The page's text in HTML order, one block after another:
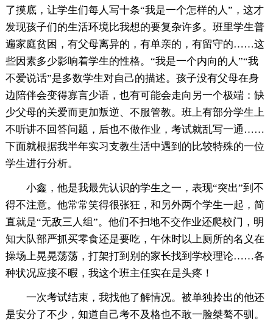
了摸底，让学生们每人写十条“我是一个怎样的人”，这才
发现孩子们的生活环境比我想的要复杂许多。班里学生普
遍家庭贫困，有父母离异的，有单亲的，有留守的……这
些因素多少影响着学生的性格。“我是一个内向的人”“我
不爱说话”是多数学生对自己的描述。孩子没有父母在身
边陪伴会变得寡言少语，也有可能会走向另一个极端：缺
少父母的关爱而更加叛逆、不服管教。班上有部分学生上
不听讲不回答问题，后也不做作业，考试就乱写一通……
下面就根据我半年实习支教生活中遇到的比较特殊的一位
学生进行分析。
小鑫，他是我最先认识的学生之一，表现“突出”到不
得不注意。他常常笑得很张狂，和另外两个学生一起，简
直就是“无敌三人组”。他们不扫地不交作业还爬校门，明
知大队部严抓买零食还是要吃，午休时以上厕所的名义在
操场上晃晃荡荡，打架打到别的家长找到学校理论……各
种状况应接不暇，我这个班主任实在是头疼！
一次考试结束，我找他了解情况。被单独拎出的他还
是安分了不少，知道自己考不及格也不敢一脸桀骜不驯。